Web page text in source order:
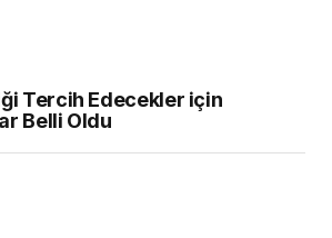
Tercih Edecekler için
Belli Oldu